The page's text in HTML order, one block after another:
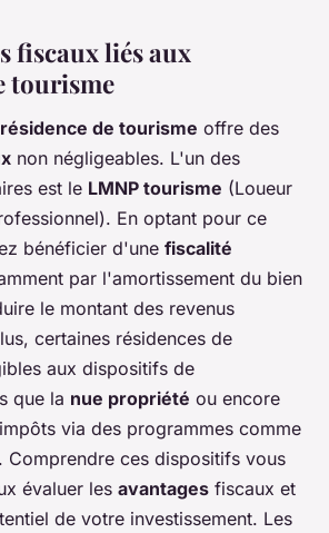
fiscaux liés aux
tourisme
résidence de tourisme offre des
non négligeables. L'un des
est le LMNP tourisme (Loueur
En optant pour ce
bénéficier d'une fiscalité
par l'amortissement du bien
le montant des revenus
certaines résidences de
aux dispositifs de
que la nue propriété ou encore
via des programmes comme
Comprendre ces dispositifs vous
évaluer les avantages fiscaux et
de votre investissement. Les